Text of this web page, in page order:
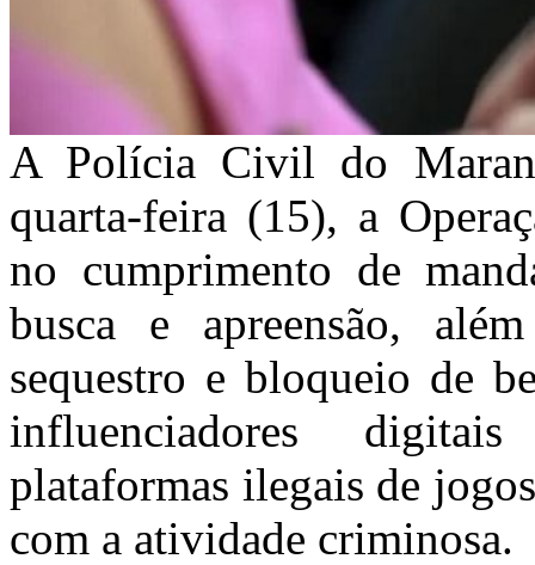
A Polícia Civil do
quarta-feira (15), a
no cumprimento de
busca e apreensão,
sequestro e bloqueio de
influenciadores
plataformas ilegais de
com a atividade criminosa.